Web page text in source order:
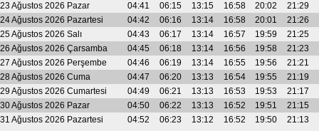
23 Ağustos 2026 Pazar
04:41 06:15 13:15 16:58 20:02
21:29
24 Ağustos 2026 Pazartesi
04:42 06:16 13:14 16:58 20:01
21:26
25 Ağustos 2026 Salı
04:43 06:17 13:14 16:57 19:59
21:25
26 Ağustos 2026 Çarsamba
04:45 06:18 13:14 16:56 19:58
21:23
27 Ağustos 2026 Perşembe
04:46 06:19 13:14 16:55 19:56
21:21
28 Ağustos 2026 Cuma
04:47 06:20 13:13 16:54 19:55
21:19
29 Ağustos 2026 Cumartesi
04:49 06:21 13:13 16:53 19:53
21:17
30 Ağustos 2026 Pazar
04:50 06:22 13:13 16:52 19:51
21:15
31 Ağustos 2026 Pazartesi
04:52 06:23 13:12 16:52 19:50 21:13